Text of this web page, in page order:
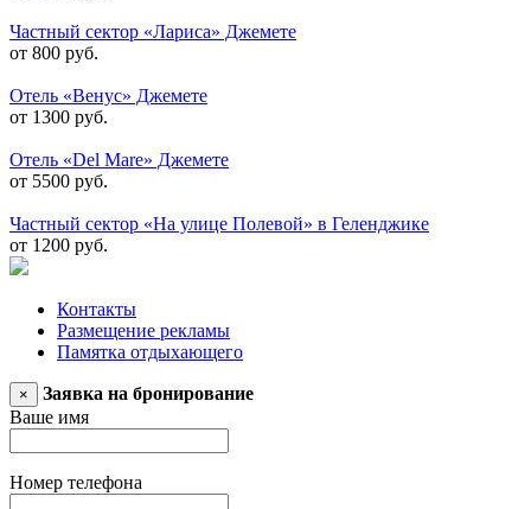
Частный сектор «Лариса» Джемете
от 800 руб.
Отель «Венус» Джемете
от 1300 руб.
Отель «Del Mare» Джемете
от 5500 руб.
Частный сектор «На улице Полевой» в Геленджике
от 1200 руб.
Контакты
Размещение рекламы
Памятка отдыхающего
×
Заявка на бронирование
Ваше имя
Номер телефона